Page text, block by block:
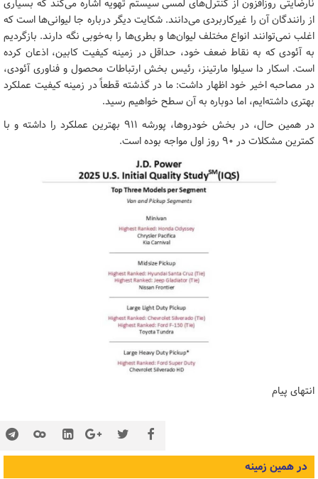
نارضایتی روزافزون از کنترل‌های لمسی سیستم تهویه اشاره می‌کند که بسیاری
از رانندگان آن را غیرکاربردی می‌دانند. شکایت دیگر درباره جا لیوانی‌ها است که
اغلب نمی‌توانند انواع مختلف لیوان‌ها و بطری‌ها را به‌خوبی نگه دارند. بازگردیم
به آئودی که به نقاط ضعف خود، حداقل در زمینه کیفیت کابین، اذعان کرده
است. اسکار دا سیلوا مارتینز، رئیس بخش ارتباطات محصول و فناوری آئودی،
در مصاحبه اخیر خود اظهار داشت: ما در گذشته قطعاً در زمینه کیفیت عملکرد
بهتری داشته‌ایم، اما دوباره به آن سطح خواهیم رسید.
در همین حال، در بخش خودروها، پورشه ۹۱۱ بهترین عملکرد را داشته و با
کمترین مشکلات در ۹۰ روز اول مواجه بوده است.
انتهای پیام
در همین زمینه